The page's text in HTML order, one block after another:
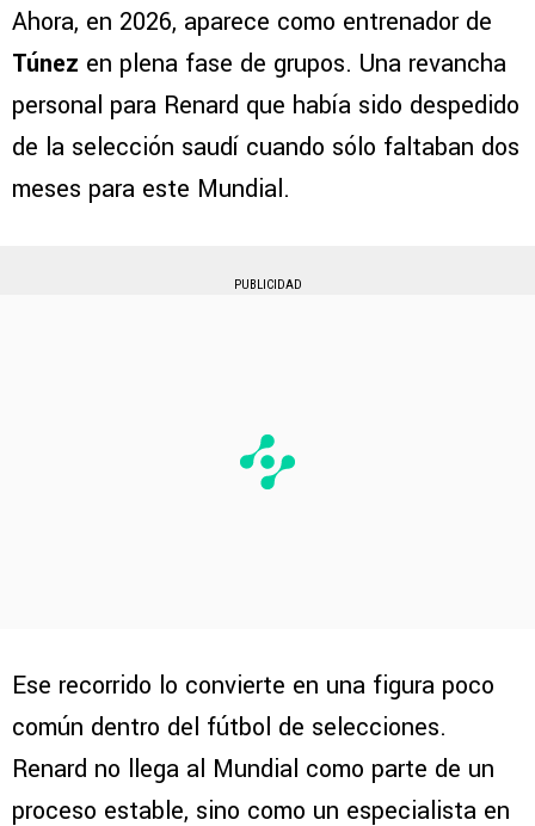
Ahora, en 2026, aparece como entrenador de
Túnez en plena fase de grupos. Una revancha
personal para Renard que había sido despedido
de la selección saudí cuando sólo faltaban dos
meses para este Mundial.
PUBLICIDAD
Ese recorrido lo convierte en una figura poco
común dentro del fútbol de selecciones.
Renard no llega al Mundial como parte de un
proceso estable, sino como un especialista en